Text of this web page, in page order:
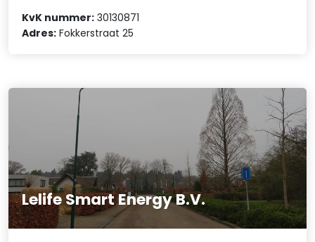
KvK nummer: 30130871
Adres: Fokkerstraat 25
Lelife Smart Energy B.V.